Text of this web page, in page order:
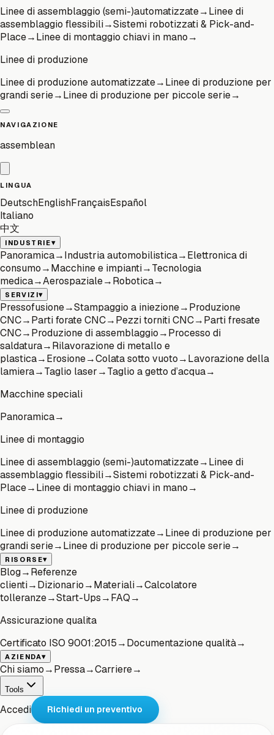
Linee di assemblaggio (semi-)automatizzate→Linee di
assemblaggio flessibili→Sistemi robotizzati & Pick-and-
Place→Linee di montaggio chiavi in mano→
Linee di produzione
Linee di produzione automatizzate→Linee di produzione per
grandi serie→Linee di produzione per piccole serie→
NAVIGAZIONE
assemblean
LINGUA
DeutschEnglishFrançaisEspañol
Italiano
中文
INDUSTRIE▾
Panoramica→Industria automobilistica→Elettronica di
consumo→Macchine e impianti→Tecnologia
medica→Aerospaziale→Robotica→
SERVIZI▾
Pressofusione→Stampaggio a iniezione→Produzione
CNC→Parti forate CNC→Pezzi torniti CNC→Parti fresate
CNC→Produzione di assemblaggio→Processo di
saldatura→Rilavorazione di metallo e
plastica→Erosione→Colata sotto vuoto→Lavorazione della
lamiera→Taglio laser→Taglio a getto d’acqua→
Macchine speciali
Panoramica→
Linee di montaggio
Linee di assemblaggio (semi-)automatizzate→Linee di
assemblaggio flessibili→Sistemi robotizzati & Pick-and-
Place→Linee di montaggio chiavi in mano→
Linee di produzione
Linee di produzione automatizzate→Linee di produzione per
grandi serie→Linee di produzione per piccole serie→
RISORSE▾
Blog→Referenze
clienti→Dizionario→Materiali→Calcolatore
tolleranze→Start-Ups→FAQ→
Assicurazione qualita
Certificato ISO 9001:2015→Documentazione qualità→
AZIENDA▾
Chi siamo→Pressa→Carriere→
Tools
Accedi Richiedi un preventivo